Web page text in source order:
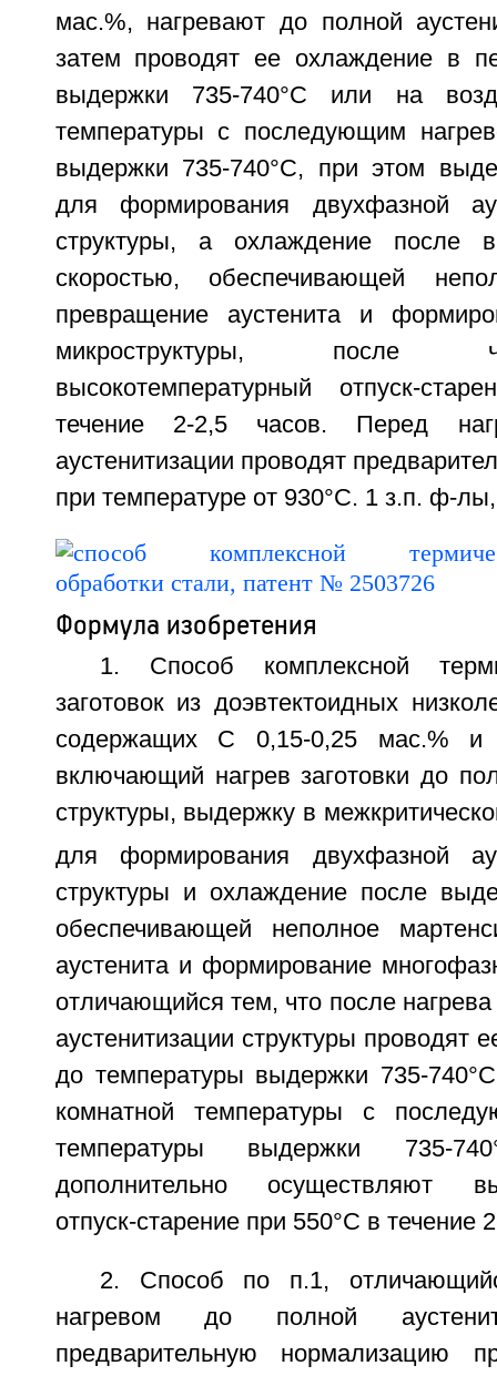
мас.%, нагревают до полной
затем проводят ее охлаждение в
выдержки 735-740°C или на
температуры с последующим
выдержки 735-740°C, при этом
для формирования двухфазной
структуры, а охлаждение после
скоростью, обеспечивающей
превращение аустенита и
микроструктуры, после
высокотемпературный отпуск-
течение 2-2,5 часов. Перед
аустенитизации проводят
при температуре от 930°C. 1 з.п. ф-
Формула изобретения
1. Способ комплексной
заготовок из доэвтектоидных
содержащих С 0,15-0,25 мас.% и
включающий нагрев заготовки до
структуры, выдержку в
для формирования двухфазной
структуры и охлаждение после
обеспечивающей неполное
аустенита и формирование
отличающийся тем, что после нагрева
аустенитизации структуры проводят
до температуры выдержки 735-
комнатной температуры с
температуры выдержки 735-
дополнительно осуществляют
отпуск-старение при 550°C в течение
2. Способ по п.1,
нагревом до полной
предварительную нормализацию